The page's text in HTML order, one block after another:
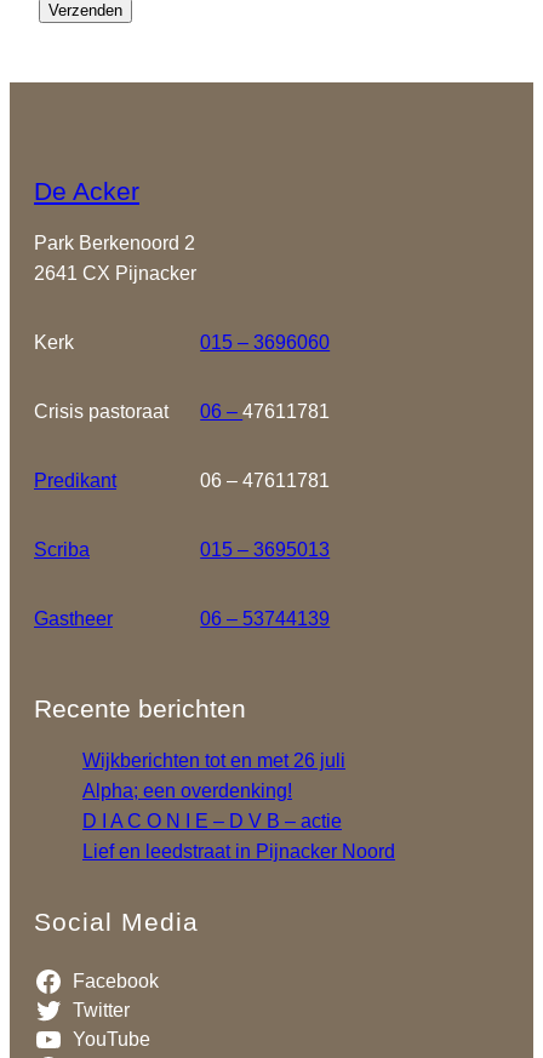
De Acker
Park Berkenoord 2
2641 CX Pijnacker
Kerk 015 – 3696060
Crisis pastoraat 06 –47611781
Predikant 06 – 47611781
Scriba 015 – 3695013
Gastheer 06 – 53744139
Recente berichten
Wijkberichten tot en met 26 juli
Alpha; een overdenking!
D I A C O N I E – D V B – actie
Lief en leedstraat in Pijnacker Noord
Social Media
Facebook
Twitter
YouTube